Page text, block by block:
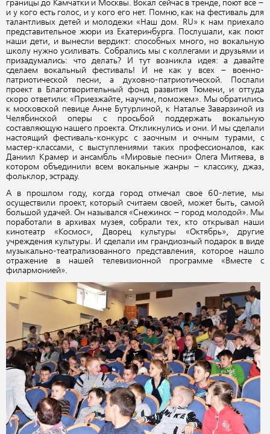
границы до Камчатки и Москвы. Вокал сейчас в тренде, поют все –
и у кого есть голос, и у кого его нет. Помню, как на фестиваль для
талантливых детей и молодежи «Наш дом. RU» к нам приехало
представительное жюри из Екатеринбурга. Послушали, как поют
наши дети, и вынесли вердикт: способных много, но вокальную
школу нужно усиливать. Собрались мы с коллегами и друзьями и
призадумались: что делать? И тут возникла идея: а давайте
сделаем вокальный фестиваль! И не как у всех – военно-
патриотической песни, а духовно-патриотической. Послали
проект в Благотворительный фонд развития Тюмени, и оттуда
скоро ответили: «Приезжайте, научим, поможем». Мы обратились
к московской певице Анне Бутурлиной, к Наталье Заварзиной из
Челябинской оперы с просьбой поддержать вокальную
составляющую нашего проекта. Откликнулись и они. И мы сделали
настоящий фестиваль-конкурс с заочным и очным турами, с
мастер-классами, с выступлениями таких профессионалов, как
Даниил Крамер и ансамбль «Мировые песни» Олега Митяева, в
котором объединили всем вокальные жанры – классику, джаз,
фольклор, эстраду.
А в прошлом году, когда город отмечал свое 60-летие, мы
осуществили проект, который считаем своей, может быть, самой
большой удачей. Он назывался «Снежинск – город молодой». Мы
поработали в архивах музея, собрали тех, кто открывал наши
кинотеатр «Космос», Дворец культуры «Октябрь», другие
учреждения культуры. И сделали им грандиозный подарок в виде
музыкально-театрализованного представления, которое нашло
отражение в нашей телевизионной программе «Вместе с
филармонией».